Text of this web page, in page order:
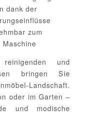
dank der
zum
und
bringen Sie
Landschaft.
oder im Garten –
und modische